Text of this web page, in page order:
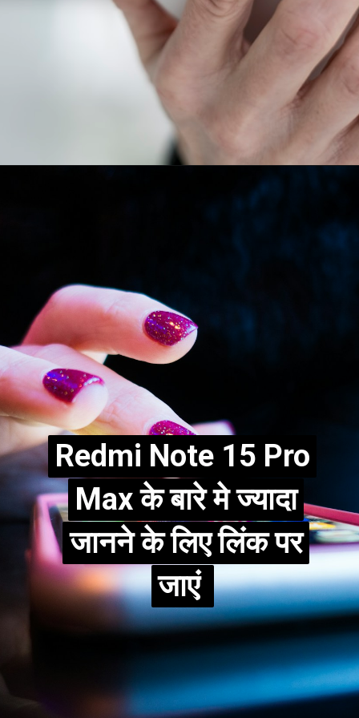
Redmi Note 15 Pro
Max के बारे मे ज्यादा
जानने के लिए लिंक पर
जाएं
Redmi Note 15 Pro
Max के बारे मे ज्यादा
जानने के लिए लिंक पर
जाएं